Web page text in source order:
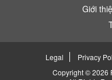
Giới
Legal Privacy
Copyright © 2026